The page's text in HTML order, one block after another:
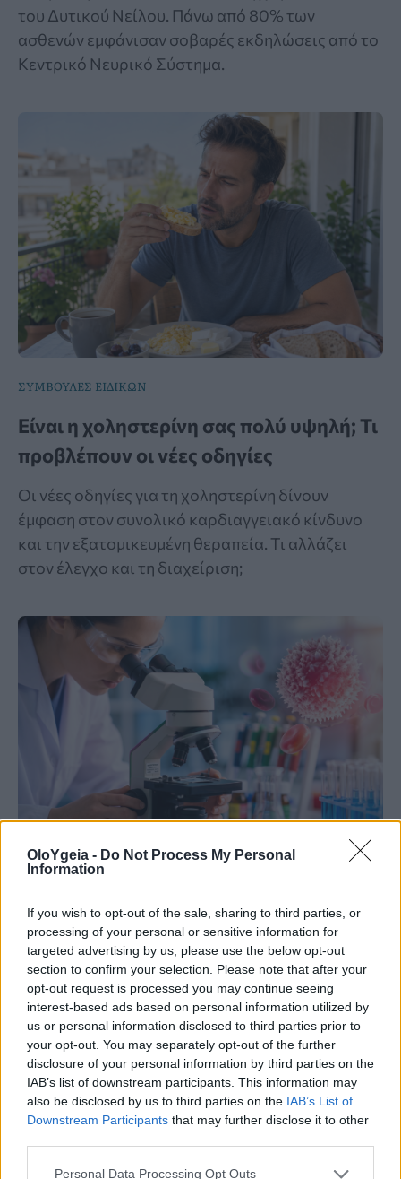
OloYgeia - Do Not Process My Personal
Information
If you wish to opt-out of the sale, sharing to third parties, or
processing of your personal or sensitive information for
targeted advertising by us, please use the below opt-out
section to confirm your selection. Please note that after your
opt-out request is processed you may continue seeing
interest-based ads based on personal information utilized by
us or personal information disclosed to third parties prior to
your opt-out. You may separately opt-out of the further
disclosure of your personal information by third parties on the
IAB’s list of downstream participants. This information may
also be disclosed by us to third parties on the IAB’s List of
Downstream Participants that may further disclose it to other
Personal Data Processing Opt Outs
του Δυτικού Νείλου. Πάνω από 80% των
ασθενών εμφάνισαν σοβαρές εκδηλώσεις από το
Κεντρικό Νευρικό Σύστημα.
ΣΥΜΒΟΥΛΕΣ ΕΙΔΙΚΩΝ
Είναι η χοληστερίνη σας πολύ υψηλή; Τι
προβλέπουν οι νέες οδηγίες
Οι νέες οδηγίες για τη χοληστερίνη δίνουν
έμφαση στον συνολικό καρδιαγγειακό κίνδυνο
και την εξατομικευμένη θεραπεία. Τι αλλάζει
στον έλεγχο και τη διαχείριση;
Λευχαιμία: Οι επιστήμονες
ανακάλυψαν την «αχίλλειο πτέρνα»
των καρκινικών κυττάρων – Ανοίγει ο
δρόμος για νέες θεραπείες
Νέα επιστημονική ανακάλυψη εντόπισε την
«αχίλλειο πτέρνα» των καρκινικών κυττάρων της
λευχαιμίας, ανοίγοντας τον δρόμο για την
ανάπτυξη πιο στοχευμένων και αποτελεσματικών